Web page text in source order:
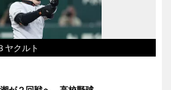
ヤクルト